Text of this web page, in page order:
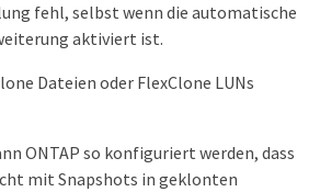
fehl, selbst wenn die automatische
aktiviert ist.
Dateien oder FlexClone LUNs
ONTAP so konfiguriert werden, dass
mit Snapshots in geklonten